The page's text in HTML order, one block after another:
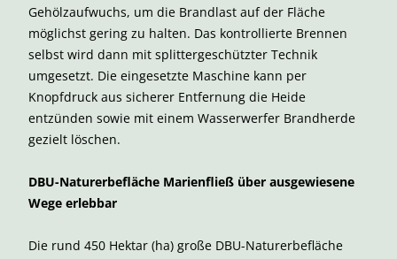
Gehölzaufwuchs, um die Brandlast auf der Fläche
möglichst gering zu halten. Das kontrollierte Brennen
selbst wird dann mit splittergeschützter Technik
umgesetzt. Die eingesetzte Maschine kann per
Knopfdruck aus sicherer Entfernung die Heide
entzünden sowie mit einem Wasserwerfer Brandherde
gezielt löschen.
DBU-Naturerbefläche Marienfließ über ausgewiesene
Wege erlebbar
Die rund 450 Hektar (ha) große DBU-Naturerbefläche